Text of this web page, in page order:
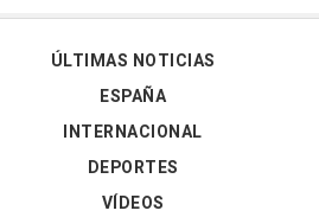
ÚLTIMAS NOTICIAS
ESPAÑA
INTERNACIONAL
DEPORTES
VÍDEOS